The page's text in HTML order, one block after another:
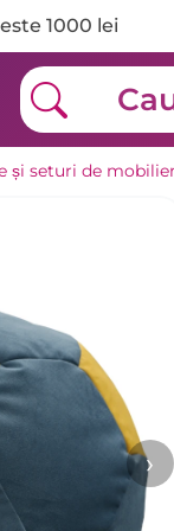
1000 lei
și seturi de
›